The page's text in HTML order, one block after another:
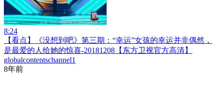
8:24
【看点】《没想到吧》第三期：“幸运”女孩的幸运并非偶然，
是最爱的人给她的惊喜-20181208【东方卫视官方高清】
globalcontentschannel1
8年前